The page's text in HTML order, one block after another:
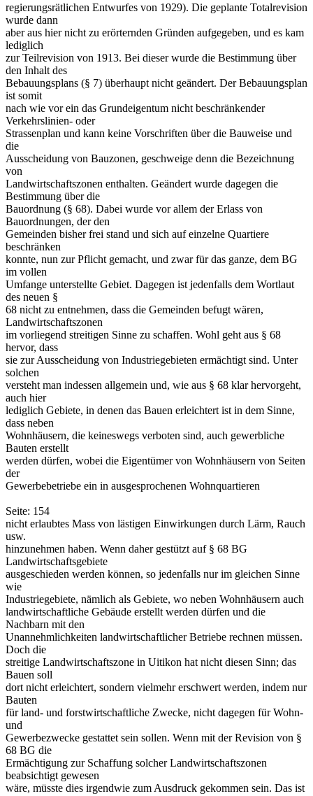
regierungsrätlichen Entwurfes von 1929). Die geplante Totalrevision
wurde dann
aber aus hier nicht zu erörternden Gründen aufgegeben, und es kam
lediglich
zur Teilrevision von 1913. Bei dieser wurde die Bestimmung über
den Inhalt des
Bebauungsplans (§ 7) überhaupt nicht geändert. Der Bebauungsplan
ist somit
nach wie vor ein das Grundeigentum nicht beschränkender
Verkehrslinien- oder
Strassenplan und kann keine Vorschriften über die Bauweise und
die
Ausscheidung von Bauzonen, geschweige denn die Bezeichnung
von
Landwirtschaftszonen enthalten. Geändert wurde dagegen die
Bestimmung über die
Bauordnung (§ 68). Dabei wurde vor allem der Erlass von
Bauordnungen, der den
Gemeinden bisher frei stand und sich auf einzelne Quartiere
beschränken
konnte, nun zur Pflicht gemacht, und zwar für das ganze, dem BG
im vollen
Umfange unterstellte Gebiet. Dagegen ist jedenfalls dem Wortlaut
des neuen §
68 nicht zu entnehmen, dass die Gemeinden befugt wären,
Landwirtschaftszonen
im vorliegend streitigen Sinne zu schaffen. Wohl geht aus § 68
hervor, dass
sie zur Ausscheidung von Industriegebieten ermächtigt sind. Unter
solchen
versteht man indessen allgemein und, wie aus § 68 klar hervorgeht,
auch hier
lediglich Gebiete, in denen das Bauen erleichtert ist in dem Sinne,
dass neben
Wohnhäusern, die keineswegs verboten sind, auch gewerbliche
Bauten erstellt
werden dürfen, wobei die Eigentümer von Wohnhäusern von Seiten
der
Gewerbebetriebe ein in ausgesprochenen Wohnquartieren
Seite: 154
nicht erlaubtes Mass von lästigen Einwirkungen durch Lärm, Rauch
usw.
hinzunehmen haben. Wenn daher gestützt auf § 68 BG
Landwirtschaftsgebiete
ausgeschieden werden können, so jedenfalls nur im gleichen Sinne
wie
Industriegebiete, nämlich als Gebiete, wo neben Wohnhäusern auch
landwirtschaftliche Gebäude erstellt werden dürfen und die
Nachbarn mit den
Unannehmlichkeiten landwirtschaftlicher Betriebe rechnen müssen.
Doch die
streitige Landwirtschaftszone in Uitikon hat nicht diesen Sinn; das
Bauen soll
dort nicht erleichtert, sondern vielmehr erschwert werden, indem nur
Bauten
für land- und forstwirtschaftliche Zwecke, nicht dagegen für Wohn-
und
Gewerbezwecke gestattet sein sollen. Wenn mit der Revision von §
68 BG die
Ermächtigung zur Schaffung solcher Landwirtschaftszonen
beabsichtigt gewesen
wäre, müsste dies irgendwie zum Ausdruck gekommen sein. Das ist